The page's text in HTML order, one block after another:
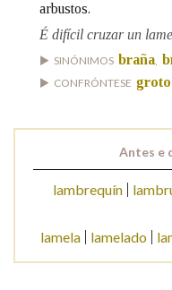
arbustos.
É difícil cruzar un
SINÓNIMOS braña,
CONFRÓNTESE groto
Antes e
lambrequín
lamela
lamelado